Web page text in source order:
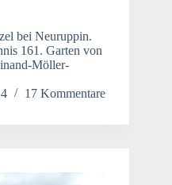
bei Neuruppin.
161. Garten von
Möller-
17 Kommentare